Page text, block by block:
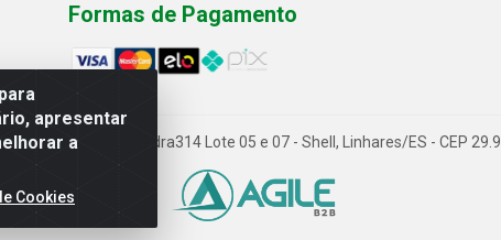
apresentar
a
Cookies
Formas de Pagamento
Alegre, 2521 - Quadra314 Lote 05 e 07 - Shell, Linhares/ES - CEP